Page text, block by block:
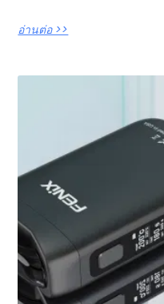
อ่านต่อ >>